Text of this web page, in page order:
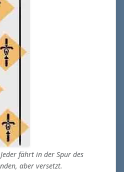
fährt in der Spur des
aber versetzt.